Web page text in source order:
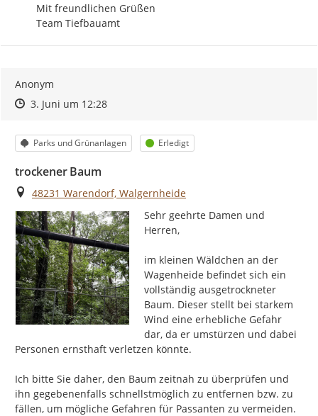
Mit freundlichen Grüßen
Team Tiefbauamt
Anonym
Zeitpunkt des Erstellens
Zeitpunkt des Erstellens
3. Juni um 12:28Zur Äußerung
Kategorie
Parks und Grünanlagen Status
Erledigt
trockener Baum
Ort
48231 Warendorf, Walgernheide
Sehr geehrte Damen und
Herren,
im kleinen Wäldchen an der
Wagenheide befindet sich ein
vollständig ausgetrockneter
Baum. Dieser stellt bei starkem
Wind eine erhebliche Gefahr
dar, da er umstürzen und dabei
Personen ernsthaft verletzen könnte.
Ich bitte Sie daher, den Baum zeitnah zu überprüfen und
ihn gegebenenfalls schnellstmöglich zu entfernen bzw. zu
fällen, um mögliche Gefahren für Passanten zu vermeiden.